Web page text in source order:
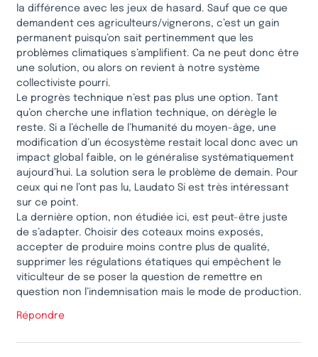
la différence avec les jeux de hasard. Sauf que ce que
demandent ces agriculteurs/vignerons, c’est un gain
permanent puisqu’on sait pertinemment que les
problèmes climatiques s’amplifient. Ca ne peut donc être
une solution, ou alors on revient à notre système
collectiviste pourri.
Le progrès technique n’est pas plus une option. Tant
qu’on cherche une inflation technique, on dérègle le
reste. Si a l’échelle de l’humanité du moyen-âge, une
modification d’un écosystème restait local donc avec un
impact global faible, on le généralise systématiquement
aujourd’hui. La solution sera le problème de demain. Pour
ceux qui ne l’ont pas lu, Laudato Si est très intéressant
sur ce point.
La dernière option, non étudiée ici, est peut-être juste
de s’adapter. Choisir des coteaux moins exposés,
accepter de produire moins contre plus de qualité,
supprimer les régulations étatiques qui empêchent le
viticulteur de se poser la question de remettre en
question non l’indemnisation mais le mode de production.
Répondre